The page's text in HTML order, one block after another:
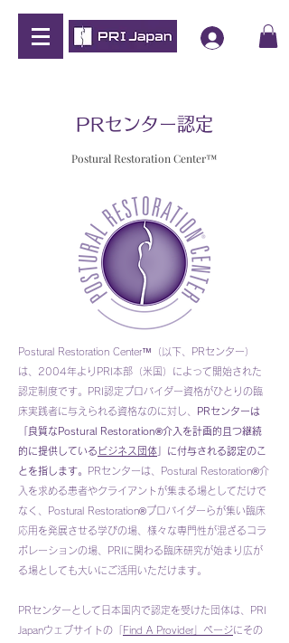
PRセンター認定
Postural Restoration Center™
Postural Restoration Center™（以下、PRセンター）
は、2004年よりPRI本部（米国）によって開始された
認定制度です。PRI認定プロバイダー資格がひとりの臨
床実践者に与えられる資格なのに対し、
PRセンターは
「良質なPostural Restoration®介入を計画的且つ継続
的に提供している ビジネス団体 」に付与される認定のこ
とを指します。 PRセンターは、Postural Restoration®介
入を求める患者やクライアントが集まる場としてだけで
なく、Postural Restoration®プロバイダーらが集い臨床
応用を発展させる学びの場、様々な専門性が混ざるコラ
ボレーションの場、PRIに関わる臨床研究が始まり広が
る場としても大いにご活用いただけます。
PRセンターとして日本国内で認定を受けた団体は、PRI
Japanウェブサイトの「 Find A Provider」ページにその